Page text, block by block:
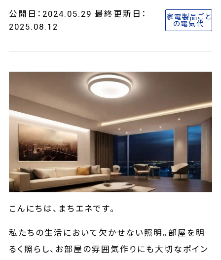
公開日：2024.05.29 最終更新日：
2025.08.12
家電製品ごと
の電気代
こんにちは、まちエネです。
私たちの生活において欠かせない照明。部屋を明
るく照らし、お部屋の雰囲気作りにも大切なポイン